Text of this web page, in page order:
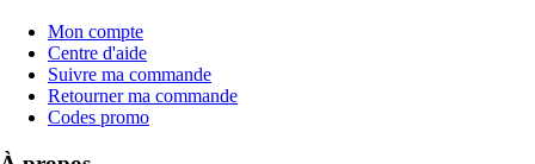
Mon compte
Centre d'aide
Suivre ma commande
Retourner ma commande
Codes promo